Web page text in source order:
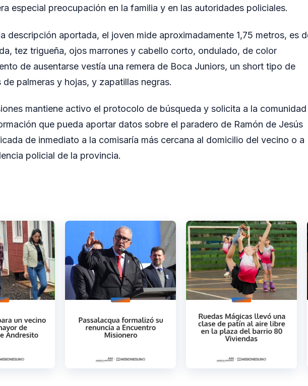
especial preocupación en la familia y en las autoridades policiales.
descripción aportada, el joven mide aproximadamente 1,75 metros, es
tez trigueña, ojos marrones y cabello corto, ondulado, de color
de ausentarse vestía una remera de Boca Juniors, un short tipo de
palmeras y hojas, y zapatillas negras.
mantiene activo el protocolo de búsqueda y solicita a la comunidad
que pueda aportar datos sobre el paradero de Ramón de Jesús
de inmediato a la comisaría más cercana al domicilio del vecino o a
policial de la provincia.